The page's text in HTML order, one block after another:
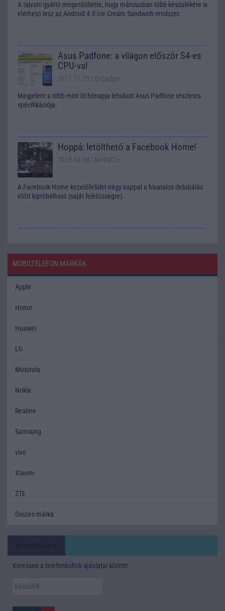
A tajvani gyártó megerősítette, hogy márciusban több készülékére is
elérhető lesz az Android 4.0 Ice Cream Sandwich rendszer.
Asus Padfone: a világon először S4-es
CPU-val
2011.11.22 | Engadget
Megjelent a több mint öt hónapja lebukott Asus Padfone részletes
specifikációja.
Hoppá: letölthető a Facebook Home!
2013.04.08 | MoDaCo
A Facebook Home kezelőfelület négy nappal a hivatalos debütálás
előtt kipróbálható (saját felelősségre).
MOBILTELEFON MÁRKÁK
Apple
Honor
Huawei
LG
Motorola
Nokia
Realme
Samsung
vivo
Xiaomi
ZTE
Összes márka
Keressen a telefonboltok ajánlatai között!